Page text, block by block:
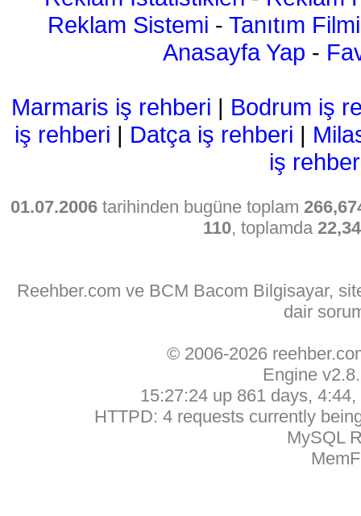
Reklam Sistemi - Tanıtım Filmi
Anasayfa Yap -
Marmaris iş rehberi | Bodrum iş
iş rehberi | Datça iş rehberi |
iş
01.07.2006tarihinden bugüne toplam
110, toplamda
Reehber.com ve BCM Bacom Bilgisayar,
dair
© 2006-2026
Engine
15:27:24 up 861 days,
HTTPD: 4 requests currently
MySQL